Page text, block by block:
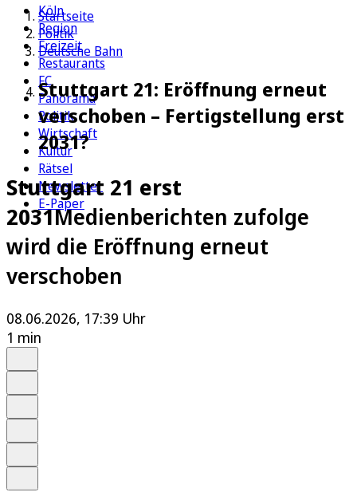
Köln
Region
Freizeit
Restaurants
FC
Panorama
Politik
Wirtschaft
Kultur
Rätsel
Newsletter
E-Paper
Startseite
Politik
Deutsche Bahn
Stuttgart 21: Eröffnung erneut
verschoben – Fertigstellung erst
2031?
Stuttgart 21 erst
2031Medienberichten zufolge
wird die Eröffnung erneut
verschoben
08.06.2026, 17:39 Uhr
1 min